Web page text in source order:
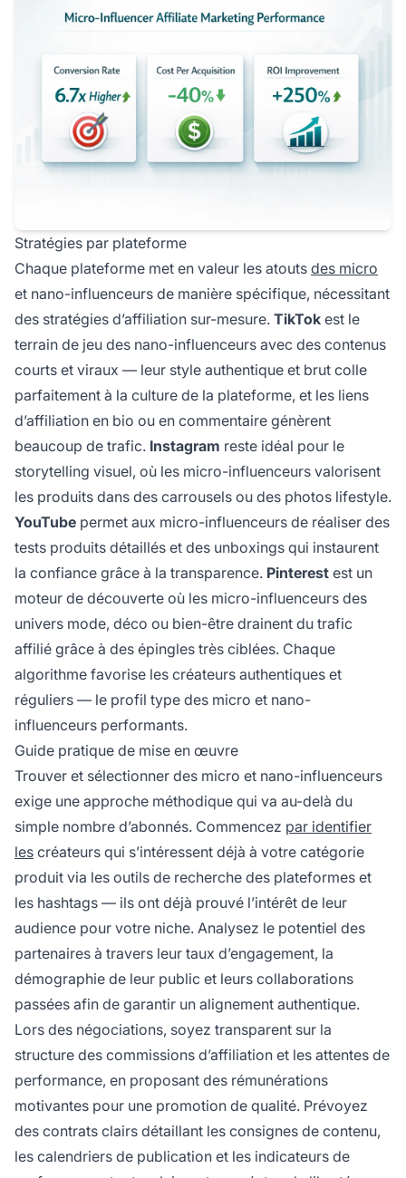
Stratégies par plateforme
Chaque plateforme met en valeur les atouts des micro
et nano-influenceurs de manière spécifique, nécessitant
des stratégies d’affiliation sur-mesure. TikTok est le
terrain de jeu des nano-influenceurs avec des contenus
courts et viraux — leur style authentique et brut colle
parfaitement à la culture de la plateforme, et les liens
d’affiliation en bio ou en commentaire génèrent
beaucoup de trafic. Instagram reste idéal pour le
storytelling visuel, où les micro-influenceurs valorisent
les produits dans des carrousels ou des photos lifestyle.
YouTube permet aux micro-influenceurs de réaliser des
tests produits détaillés et des unboxings qui instaurent
la confiance grâce à la transparence. Pinterest est un
moteur de découverte où les micro-influenceurs des
univers mode, déco ou bien-être drainent du trafic
affilié grâce à des épingles très ciblées. Chaque
algorithme favorise les créateurs authentiques et
réguliers — le profil type des micro et nano-
influenceurs performants.
Guide pratique de mise en œuvre
Trouver et sélectionner des micro et nano-influenceurs
exige une approche méthodique qui va au-delà du
simple nombre d’abonnés. Commencez par identifier
les créateurs qui s’intéressent déjà à votre catégorie
produit via les outils de recherche des plateformes et
les hashtags — ils ont déjà prouvé l’intérêt de leur
audience pour votre niche. Analysez le potentiel des
partenaires à travers leur taux d’engagement, la
démographie de leur public et leurs collaborations
passées afin de garantir un alignement authentique.
Lors des négociations, soyez transparent sur la
structure des commissions d’affiliation et les attentes de
performance, en proposant des rémunérations
motivantes pour une promotion de qualité. Prévoyez
des contrats clairs détaillant les consignes de contenu,
les calendriers de publication et les indicateurs de